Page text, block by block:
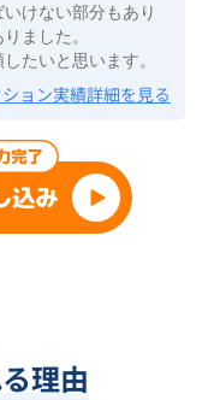
けない部分もあり
ました。
たいと思います。
ョン実績詳細を見る
理由